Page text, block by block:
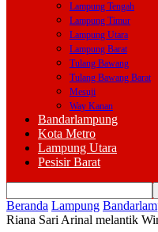
Lampung Tengah
Lampung Timur
Lampung Utara
Lampung Barat
Tulang Bawang
Tulang Bawang Barat
Mesuji
Way Kanan
Bandarlampung
Kota Metro
Lampung Utara
Pesisir Barat
Beranda Lampung
Riana Sari Arinal melantik